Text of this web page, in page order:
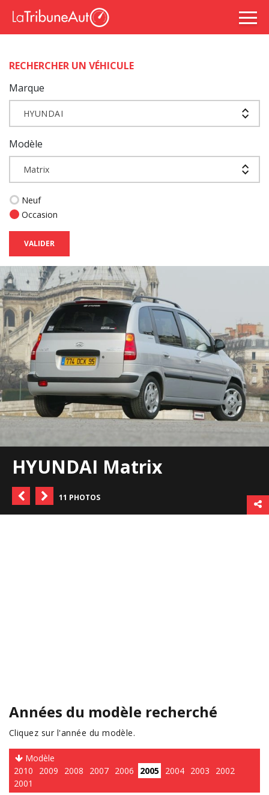
RECHERCHER UN VÉHICULE
Marque
HYUNDAI
Modèle
Matrix
Neuf
Occasion
VALIDER
HYUNDAI Matrix
11 PHOTOS
Années du modèle recherché
Cliquez sur l'année du modèle.
Modèle
2010
2009 2008 2007 2006 2005 2004 2003
2002
2001